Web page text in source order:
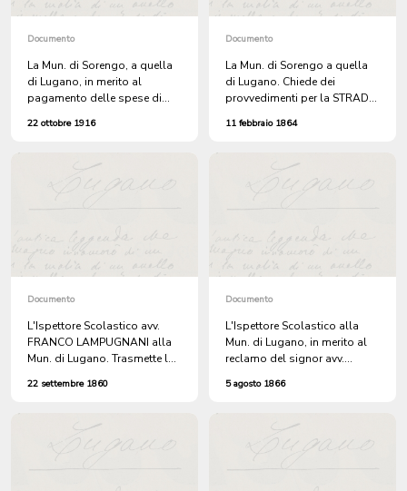
Documento
La Mun. di Sorengo, a quella
di Lugano, in merito al
pagamento delle spese di
GIUSEPPINA PIANEZZA,
domiciliata a Sorengo.
22 ottobre 1916
Documento
La Mun. di Sorengo a quella
di Lugano. Chiede dei
provvedimenti per la STRADA
PANERA LORETO.
11 febbraio 1864
Documento
L'Ispettore Scolastico avv.
FRANCO LAMPUGNANI alla
Mun. di Lugano. Trasmette la
sull'aumento dell'onorario ai
22 settembre 1860
Documento
L'Ispettore Scolastico alla
Mun. di Lugano, in merito al
reclamo del signor avv.
percosse subite da una sua
maestra RAINOLDI, docente
della scuola elementare
5 agosto 1866